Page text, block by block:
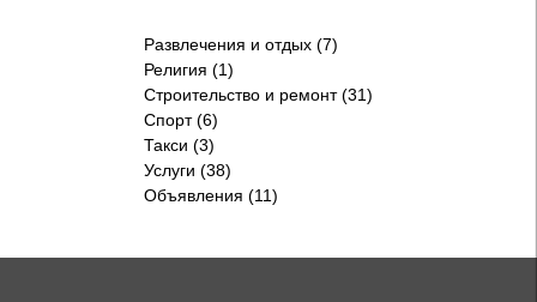
Развлечения и отдых (7)
Религия (1)
Строительство и ремонт (31)
Спорт (6)
Такси (3)
Услуги (38)
Объявления (11)